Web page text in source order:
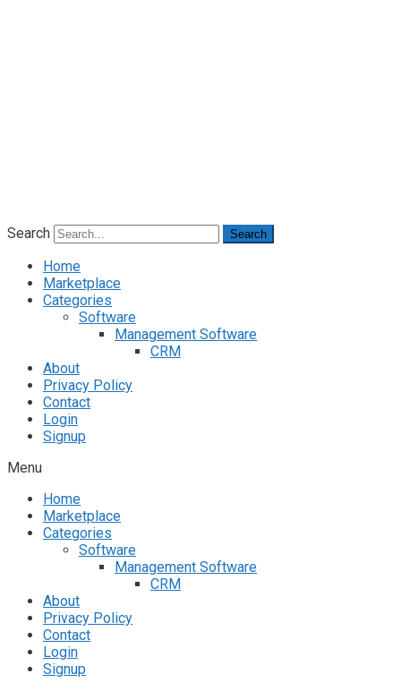
Search Search
Home
Marketplace
Categories
Software
Management Software
CRM
About
Privacy Policy
Contact
Login
Signup
Menu
Home
Marketplace
Categories
Software
Management Software
CRM
About
Privacy Policy
Contact
Login
Signup